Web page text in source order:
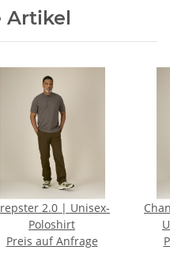
Artikel
2.0 | Unisex-
Poloshirt
Preis auf Anfrage